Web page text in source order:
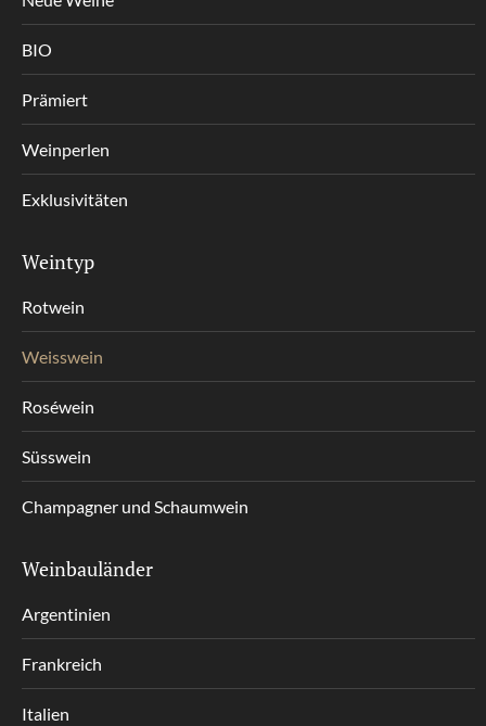
BIO
Prämiert
Weinperlen
Exklusivitäten
Weintyp
Rotwein
Weisswein
Roséwein
Süsswein
Champagner und Schaumwein
Weinbauländer
Argentinien
Frankreich
Italien